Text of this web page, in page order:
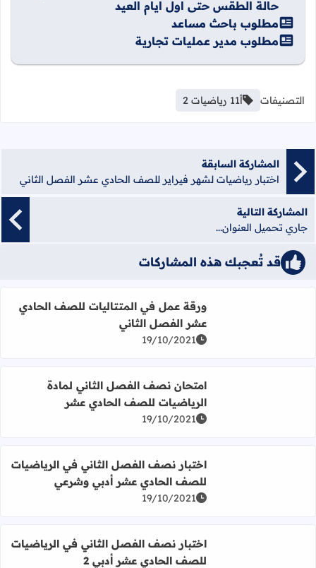
حالة الطقس حتى اول ايام العيد
مطلوب باحث مساعد
مطلوب مدير عمليات تجارية
التصنيفات أ11 رياضيات 2
المشاركة السابقة
اختبار رياضيات لشهر فيراير للصف الحادي عشر الفصل الثاني
المشاركة التالية
جاري تحميل العنوان...
قد تُعجبك هذه المشاركات
اقرأ المزيد عن ورقة عمل في المتتاليات للصف الحادي عشر
ورقة عمل في المتتاليات للصف الحادي
عشر الفصل الثاني
19/10/2021
اقرأ المزيد عن امتحان نصف الفصل الثاني لمادة
امتحان نصف الفصل الثاني لمادة
الرياضيات للصف الحادي عشر
19/10/2021
اقرأ المزيد عن اختبار نصف الفصل الثاني في الرياضيات
اختبار نصف الفصل الثاني في الرياضيات
للصف الحادي عشر أدبي وشرعي
19/10/2021
اقرأ المزيد عن اختبار نصف الفصل الثاني في الرياضيات
اختبار نصف الفصل الثاني في الرياضيات
للصف الحادي عشر أدبي 2